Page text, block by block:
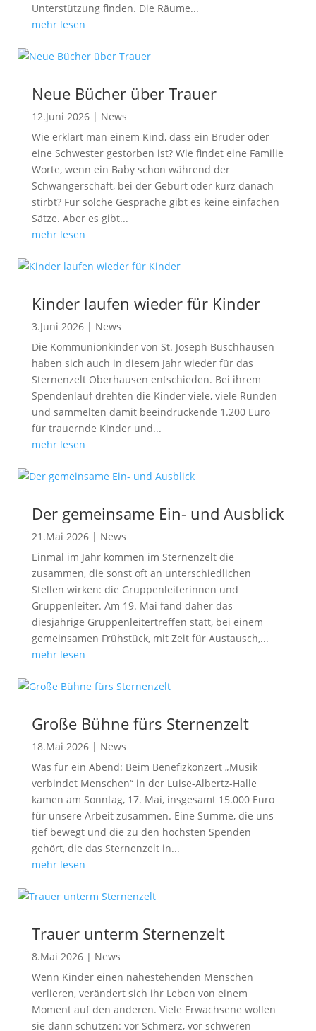
Unterstützung finden. Die Räume...
mehr lesen
Neue Bücher über Trauer
12.Juni 2026| News
Wie erklärt man einem Kind, dass ein Bruder oder
eine Schwester gestorben ist? Wie findet eine Familie
Worte, wenn ein Baby schon während der
Schwangerschaft, bei der Geburt oder kurz danach
stirbt? Für solche Gespräche gibt es keine einfachen
Sätze. Aber es gibt...
mehr lesen
Kinder laufen wieder für Kinder
3.Juni 2026| News
Die Kommunionkinder von St. Joseph Buschhausen
haben sich auch in diesem Jahr wieder für das
Sternenzelt Oberhausen entschieden. Bei ihrem
Spendenlauf drehten die Kinder viele, viele Runden
und sammelten damit beeindruckende 1.200 Euro
für trauernde Kinder und...
mehr lesen
Der gemeinsame Ein- und Ausblick
21.Mai 2026| News
Einmal im Jahr kommen im Sternenzelt die
zusammen, die sonst oft an unterschiedlichen
Stellen wirken: die Gruppenleiterinnen und
Gruppenleiter. Am 19. Mai fand daher das
diesjährige Gruppenleitertreffen statt, bei einem
gemeinsamen Frühstück, mit Zeit für Austausch,...
mehr lesen
Große Bühne fürs Sternenzelt
18.Mai 2026| News
Was für ein Abend: Beim Benefizkonzert „Musik
verbindet Menschen“ in der Luise-Albertz-Halle
kamen am Sonntag, 17. Mai, insgesamt 15.000 Euro
für unsere Arbeit zusammen. Eine Summe, die uns
tief bewegt und die zu den höchsten Spenden
gehört, die das Sternenzelt in...
mehr lesen
Trauer unterm Sternenzelt
8.Mai 2026| News
Wenn Kinder einen nahestehenden Menschen
verlieren, verändert sich ihr Leben von einem
Moment auf den anderen. Viele Erwachsene wollen
sie dann schützen: vor Schmerz, vor schweren